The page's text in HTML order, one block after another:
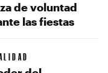
de voluntad
las fiestas